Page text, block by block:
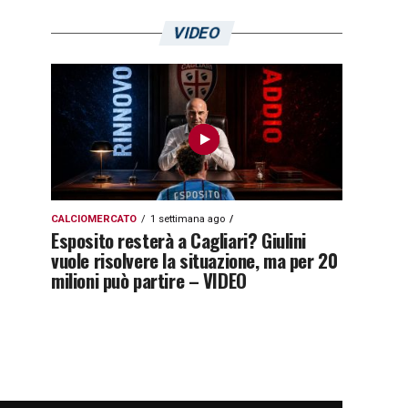
VIDEO
CALCIOMERCATO 1 settimana ago
Esposito resterà a Cagliari? Giulini
vuole risolvere la situazione, ma per 20
milioni può partire – VIDEO